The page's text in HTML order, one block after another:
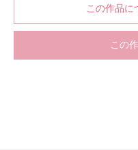
この作品に
この